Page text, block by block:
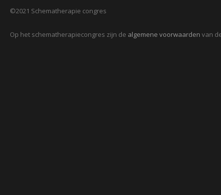
©2021 Schematherapie congres
Op het schematherapiecongres zijn de algemene voorwaarden van